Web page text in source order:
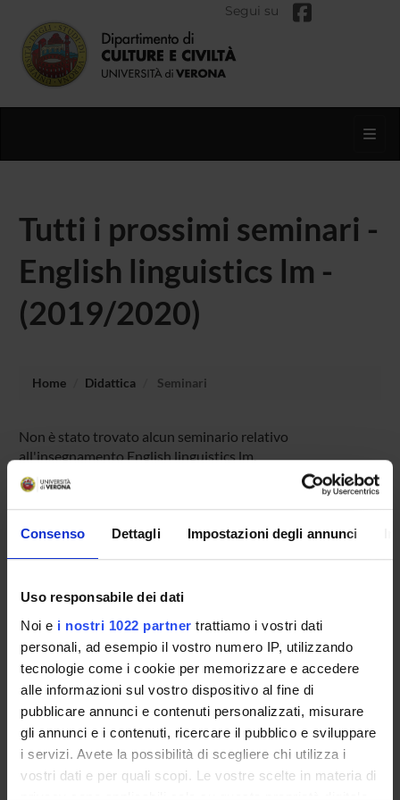
Consenso Dettagli Impostazioni degli annunci
Uso responsabile dei dati
Noi e i nostri 1022 partner trattiamo i vostri dati
personali, ad esempio il vostro numero IP, utilizzando
tecnologie come i cookie per memorizzare e accedere
alle informazioni sul vostro dispositivo al fine di
pubblicare annunci e contenuti personalizzati, misurare
gli annunci e i contenuti, ricercare il pubblico e sviluppare
i servizi. Avete la possibilità di scegliere chi utilizza i
vostri dati e per quali scopi. Le vostre scelte in materia di
privacy sono applicabili solo su questa proprietà digitale
Segui su
Tutti i prossimi seminari -
English linguistics lm -
(2019/2020)
Home Didattica Seminari
Non è stato trovato alcun seminario relativo
all'insegnamento English linguistics lm.
OFFERTA FORMATIVA
SUPERIORE
Contatti
Persone
Luoghi
Calendario